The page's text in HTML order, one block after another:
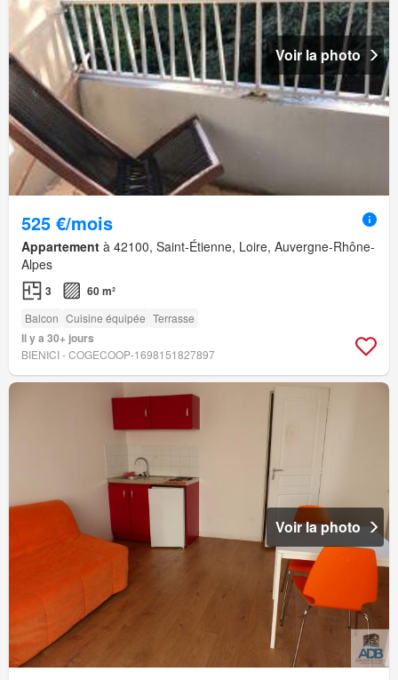
Voir la photo
525 €/mois
Appartement à 42100, Saint-Étienne, Loire, Auvergne-Rhône-
Alpes
3 60 m²
Balcon Cuisine équipée Terrasse
Il y a 30+ jours
BIENICI - COGECOOP-1698151827897
Voir la photo